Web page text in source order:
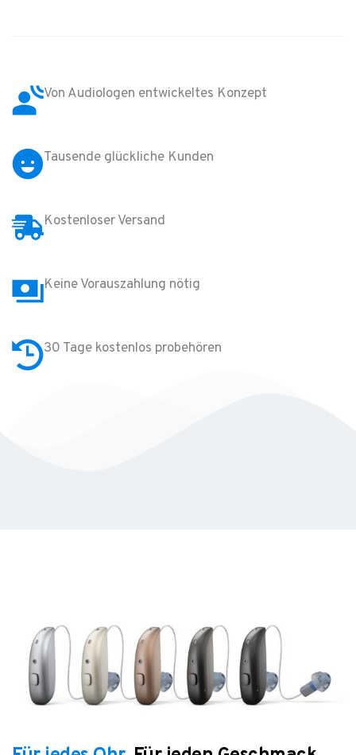
Von Audiologen entwickeltes Konzept
Tausende glückliche Kunden
KostenloserVersand
KeineVorauszahlung nötig
30 Tage kostenlos probehören